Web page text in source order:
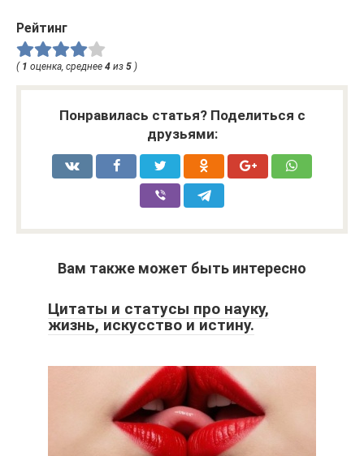
Рейтинг
( 1 оценка, среднее 4 из 5 )
Понравилась статья? Поделиться с
друзьями:
Вам также может быть интересно
Цитаты и статусы про науку,
жизнь, искусство и истину.